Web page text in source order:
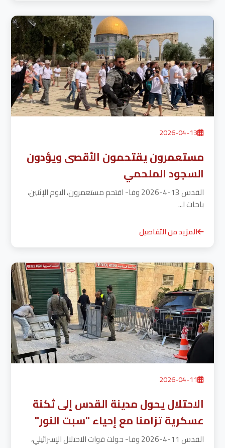
2026-04-13
مستعمرون يقتحمون الأقصى ويؤدون
السجود الملحمي
القدس 13-4-2026 وفا- اقتحم مستعمرون، اليوم الإثنين،
باحات ا...
المزيد من التفاصيل
2026-04-11
الاحتلال يحول مدينة القدس إلى ثكنة
عسكرية تزامنا مع إحياء "سبت النور"
القدس 11-4-2026 وفا- حولت قوات الاحتلال الإسرائيلي،